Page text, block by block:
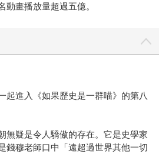
動畫播放量超過五億。
起進入《如果歷史是一群喵》的第八
無疑是令人驕傲的存在。它是史學家
錢穆老師口中「遠超過世界其他一切